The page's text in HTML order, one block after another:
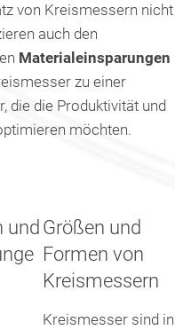
von Kreismessern nicht
auch den
Materialeinsparungen
zu einer
die die Produktivität und
möchten.
und Größen und
Formen von
Kreismessern
Kreismesser sind in